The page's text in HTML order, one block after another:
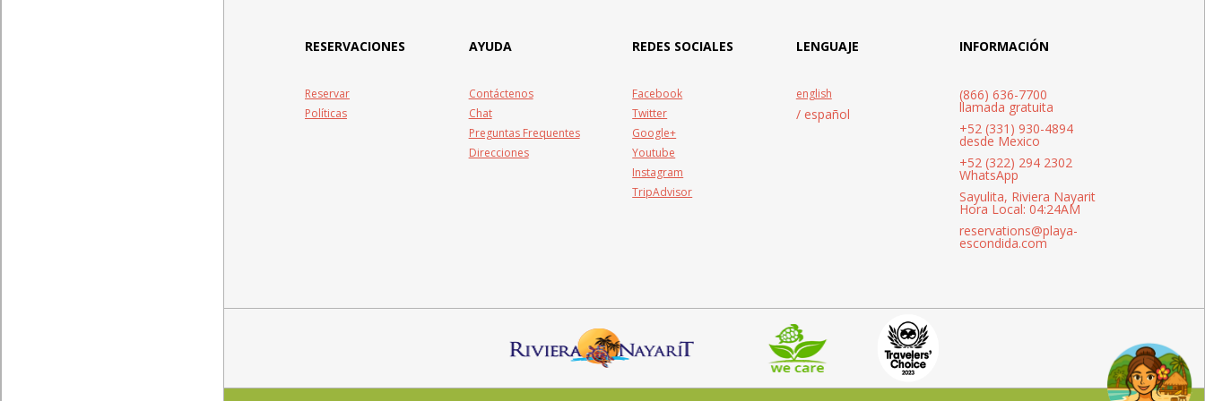
RESERVACIONES
Reservar
Políticas
AYUDA
Contáctenos
Chat
Preguntas Frequentes
Direcciones
REDES SOCIALES
Facebook
Twitter
Google+
Youtube
Instagram
TripAdvisor
LENGUAJE
english
/ español
INFORMACIÓN
(866) 636-7700
llamada gratuita
+52 (331) 930-4894
desde Mexico
+52 (322) 294 2302
WhatsApp
Sayulita, Riviera Nayarit
Hora Local: 04:24AM
reservations@playa-
escondida.com